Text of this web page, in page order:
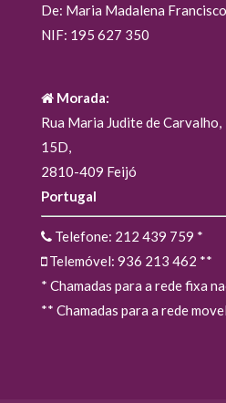
De: Maria Madalena
NIF: 195 627 350
Morada:
Rua Maria Judite de Carvalho,
15D,
2810-409 Feijó
Portugal
Telefone: 212 439 759 *
Telemóvel: 936 213 462 **
* Chamadas para a rede fixa
** Chamadas para a rede